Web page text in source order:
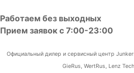
Работаем без выходных
Прием заявок с 7:00-23:00
Официальный дилер и сервисный центр
GieRus, WertRus, Lenz